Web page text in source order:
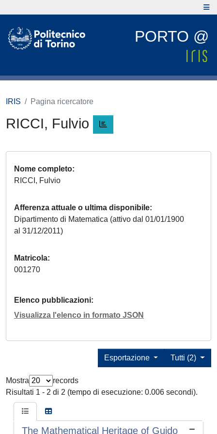
PORTO @
IRIS Pagina ricercatore
RICCI, Fulvio
Nome completo
RICCI, Fulvio
Afferenza attuale o ultima disponibile
Dipartimento di Matematica (attivo dal 01/01/1900
al 31/12/2011)
Matricola
001270
Elenco pubblicazioni
Visualizza l'elenco in formato JSON
Tutti (2)
Esportazione
Mostra
records
Risultati 1 - 2 di 2 (tempo di esecuzione: 0.006 secondi).
The Mathematical Heritage of Guido